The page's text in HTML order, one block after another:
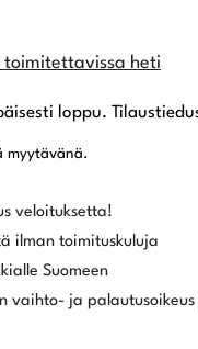
heti
loppu.
myytävänä.
veloituksetta!
ilman toimituskuluja
Suomeen
vaihto- ja palautusoikeus